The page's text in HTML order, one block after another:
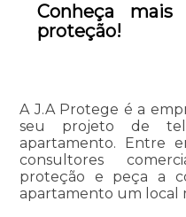
Conheça
proteção!
A J.A Protege é a
seu projeto de
apartamento. Entre
consultores
proteção e peça a
apartamento um local